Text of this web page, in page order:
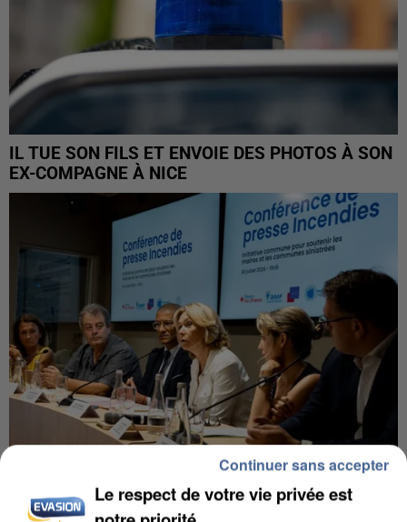
IL TUE SON FILS ET ENVOIE DES PHOTOS À SON
EX-COMPAGNE À NICE
INCENDIES : L’ÎLE-DE-FRANCE LANCE UN ÉLAN
Le respect de votre vie privée est
Continuer sans accepter